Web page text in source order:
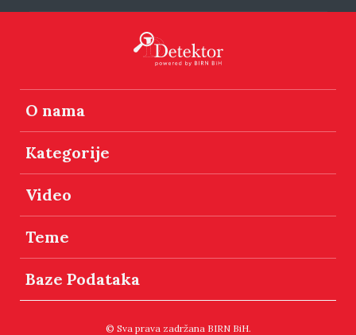
O nama
Kategorije
Video
Teme
Baze Podataka
© Sva prava zadržana BIRN BiH.